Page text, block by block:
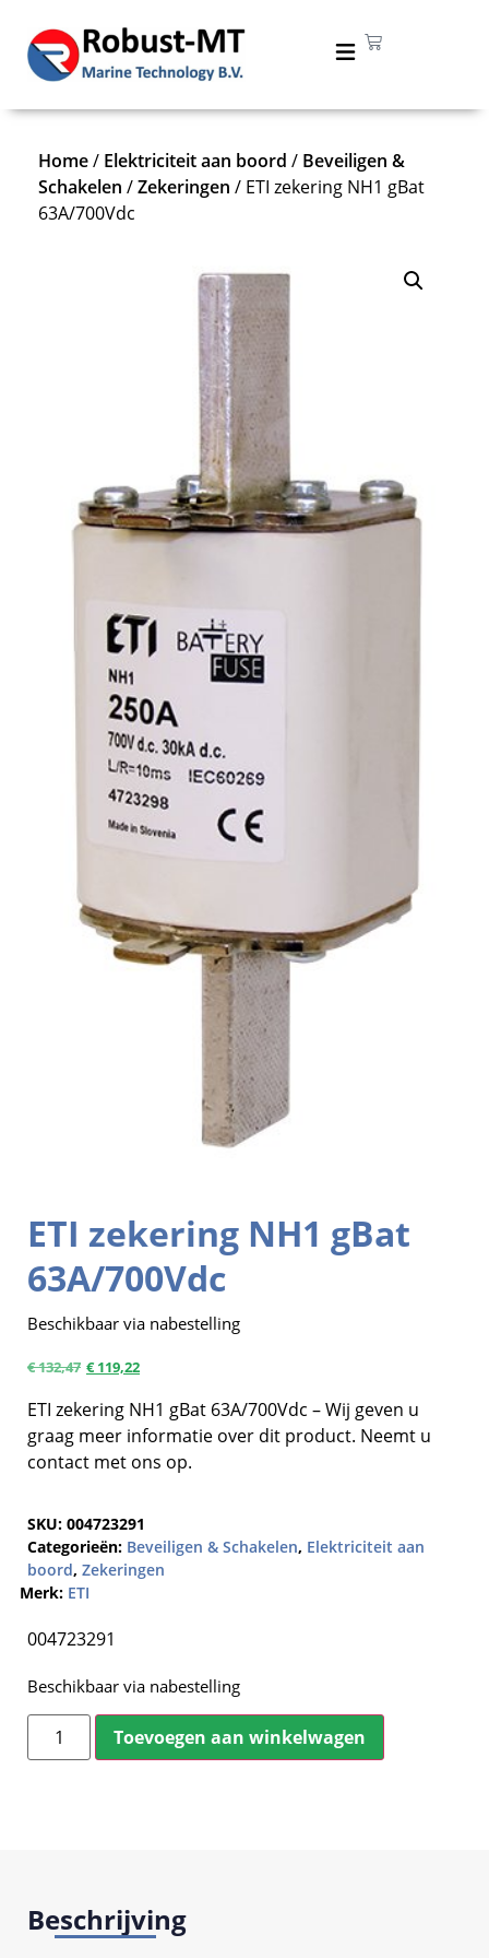
ETI zekering NH1 gBat
63A/700Vdc
Beschikbaar via nabestelling
€132,47 €119,22
ETI zekering NH1 gBat 63A/700Vdc – Wij geven u
graag meer informatie over dit product. Neemt u
contact met ons op.
SKU: 004723291
Categorieën: Beveiligen & Schakelen, Elektriciteit aan
boord, Zekeringen
Merk: ETI
004723291
Beschikbaar via nabestelling
Toevoegen aan winkelwagen
Home/ Elektriciteit aan boord / Beveiligen &
Schakelen /Zekeringen / ETI zekering NH1 gBat
63A/700Vdc
Beschrijving